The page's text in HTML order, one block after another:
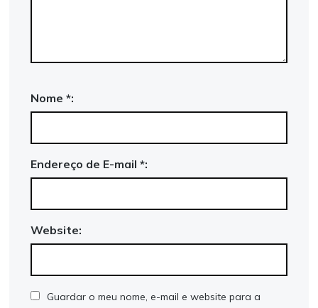
Nome *:
Endereço de E-mail *:
Website:
Guardar o meu nome, e-mail e website para a